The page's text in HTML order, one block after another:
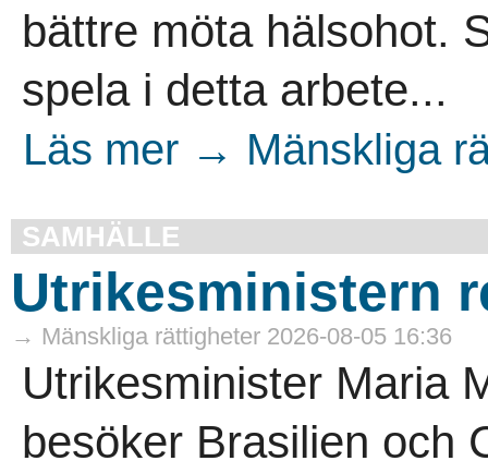
bättre möta hälsohot.
spela i detta arbete...
Läs mer → Mänskliga
SAMHÄLLE
Utrikesministern
→ Mänskliga rättigheter 2026-08-05 16:36
Utrikesminister Maria
besöker Brasilien och